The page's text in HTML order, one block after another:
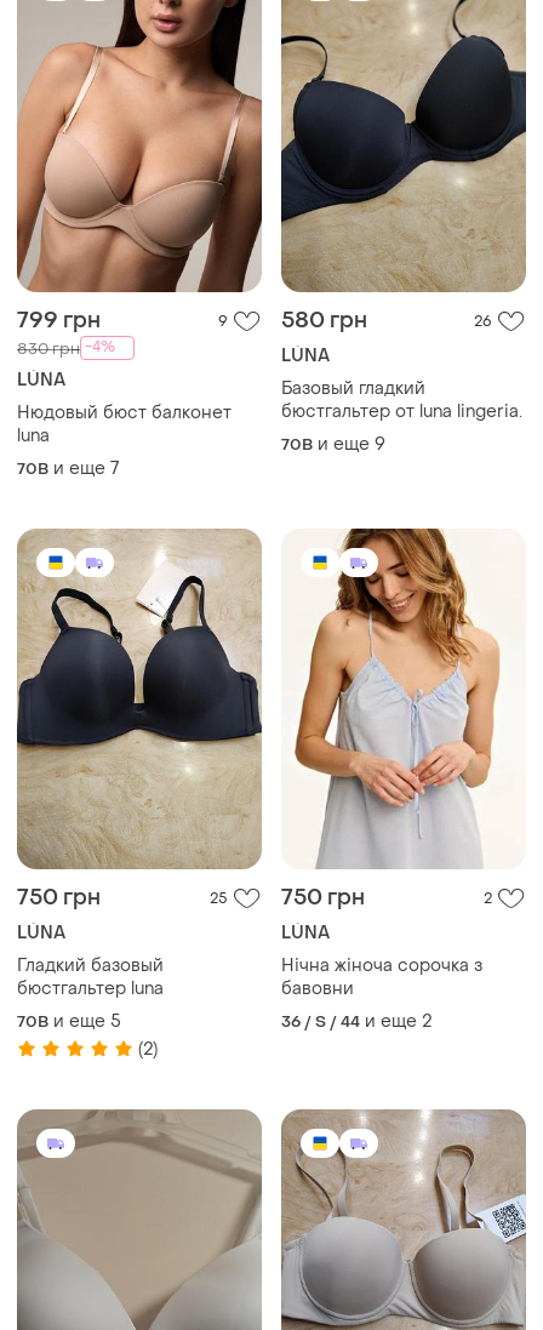
799 грн 9
830 грн -4%
LÚNA
Нюдовый бюст балконет
luna
70B и еще 7
580 грн 26
LÚNA
Базовый гладкий
бюстгальтер от luna lingeria.
70B и еще 9
750 грн 25
LÚNA
Гладкий базовый
бюстгальтер luna
70B и еще 5
(2)
750 грн 2
LÚNA
Нічна жіноча сорочка з
бавовни
36 / S / 44 и еще 2